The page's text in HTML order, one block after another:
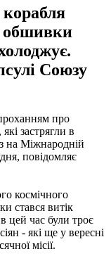
корабля
обшивки
Союзу
про
застрягли в
на Міжнародній
повідомляє
космічного
стався витік
цей час були троє
- які ще у вересні
місії.